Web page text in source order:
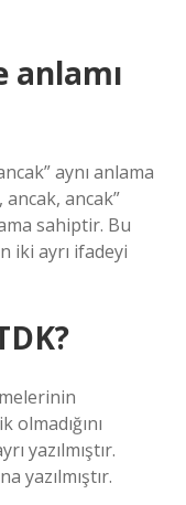
anlamı
aynı anlama
ancak, ancak”
sahiptir. Bu
iki ayrı ifadeyi
olmadığını
yazılmıştır.
yazılmıştır.